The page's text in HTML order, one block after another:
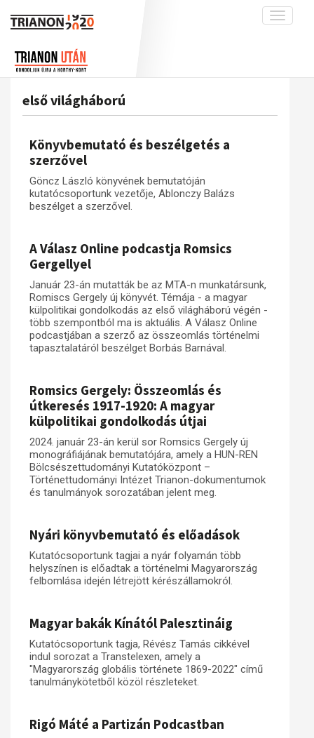
Toggle
interpretációk
A békerendszer megszilárdulása
Adatbázis
Emlékművek (feltöltés alatt)
Visszhang
Kapcsolat
Dokumentumok
A trianoni szerződés
Műhelymunkák
első világháború
Könyvbemutató és beszélgetés a
szerzővel
Göncz László könyvének bemutatóján
kutatócsoportunk vezetője, Ablonczy Balázs
beszélget a szerzővel.
A Válasz Online podcastja Romsics
Gergellyel
Január 23-án mutatták be az MTA-n munkatársunk,
Romiscs Gergely új könyvét. Témája - a magyar
külpolitikai gondolkodás az első világháború végén -
több szempontból ma is aktuális. A Válasz Online
podcastjában a szerző az összeomlás történelmi
tapasztalatáról beszélget Borbás Barnával.
Romsics Gergely: Összeomlás és
útkeresés 1917-1920: A magyar
külpolitikai gondolkodás útjai
2024. január 23-án kerül sor Romsics Gergely új
monográfiájának bemutatójára, amely a HUN-REN
Bölcsészettudományi Kutatóközpont –
Történettudományi Intézet Trianon-dokumentumok
és tanulmányok sorozatában jelent meg.
Nyári könyvbemutató és előadások
Kutatócsoportunk tagjai a nyár folyamán több
helyszínen is előadtak a történelmi Magyarország
felbomlása idején létrejött kérészállamokról.
Magyar bakák Kínától Palesztináig
Kutatócsoportunk tagja, Révész Tamás cikkével
indul sorozat a Transtelexen, amely a
"Magyarország globális története 1869-2022" című
tanulmánykötetből közöl részleteket.
Rigó Máté a Partizán Podcastban